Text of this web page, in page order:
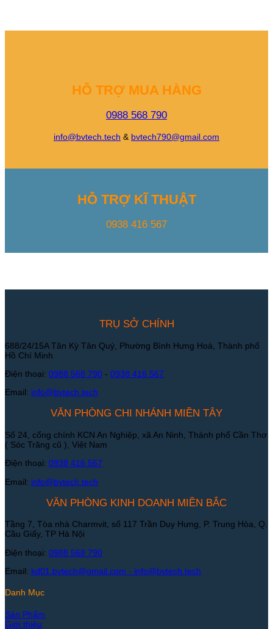
HỖ TRỢ MUA HÀNG
0988 568 790
info@bvtech.tech & bvtech790@gmail.com
HỖ TRỢ KĨ THUẬT
0938 416 567
TRỤ SỞ CHÍNH
688/24/15A Tân Kỳ Tân Quý, Phường Bình Hưng Hoà, Thành phố
Hồ Chí Minh
Điện thoại: 0988 568 790 - 0938 416 567
Email: info@bvtech.tech
VĂN PHÒNG CHI NHÁNH MIỀN TÂY
Số 24, cổng chính KCN An Nghiệp, xã An Ninh, Thành phố Cần Thơ
( Sóc Trăng cũ ), Việt Nam
Điện thoại: 0938 416 567
Email: info@bvtech.tech
VĂN PHÒNG KINH DOANH MIỀN BẮC
Tầng 7, Tòa nhà Charmvit, số 117 Trần Duy Hưng, P. Trung Hòa, Q.
Cầu Giấy, TP Hà Nội
Điện thoại: 0988 568 790
Email: kd01.bvtech@gmail.com - info@bvtech.tech
Danh Mục
Sản Phẩm
Giới thiệu